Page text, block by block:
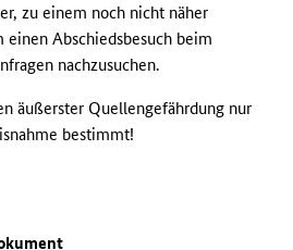
zu einem noch nicht näher
Abschiedsbesuch beim
nachzusuchen.
äußerster Quellengefährdung nur
bestimmt!